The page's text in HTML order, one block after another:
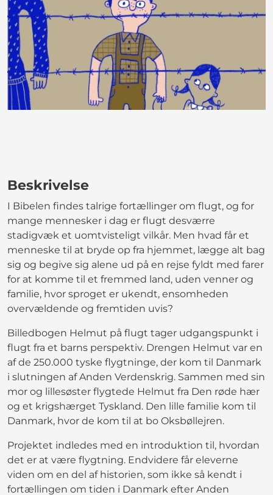
Beskrivelse
I Bibelen findes talrige fortællinger om flugt, og for
mange mennesker i dag er flugt desværre
stadigvæk et uomtvisteligt vilkår. Men hvad får et
menneske til at bryde op fra hjemmet, lægge alt bag
sig og begive sig alene ud på en rejse fyldt med farer
for at komme til et fremmed land, uden venner og
familie, hvor sproget er ukendt, ensomheden
overvældende og fremtiden uvis?
Billedbogen Helmut på flugt tager udgangspunkt i
flugt fra et barns perspektiv. Drengen Helmut var en
af de 250.000 tyske flygtninge, der kom til Danmark
i slutningen af Anden Verdenskrig. Sammen med sin
mor og lillesøster flygtede Helmut fra Den røde hær
og et krigshærget Tyskland. Den lille familie kom til
Danmark, hvor de kom til at bo Oksbøllejren.
Projektet indledes med en introduktion til, hvordan
det er at være flygtning. Endvidere får eleverne
viden om en del af historien, som ikke så kendt i
fortællingen om tiden i Danmark efter Anden